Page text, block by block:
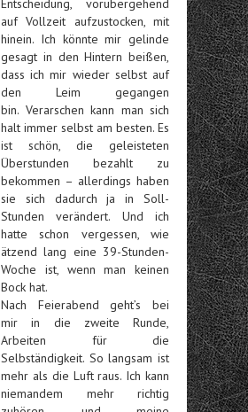
Entscheidung, vorübergehend
auf Vollzeit aufzustocken, mit
hinein. Ich könnte mir gelinde
gesagt in den Hintern beißen,
dass ich mir wieder selbst auf
den Leim gegangen
bin. Verarschen kann man sich
halt immer selbst am besten. Es
ist schön, die geleisteten
Überstunden bezahlt zu
bekommen – allerdings haben
sie sich dadurch ja in Soll-
Stunden verändert. Und ich
hatte schon vergessen, wie
ätzend lang eine 39-Stunden-
Woche ist, wenn man keinen
Bock hat.
Nach Feierabend geht’s bei
mir in die zweite Runde,
Arbeiten für die
Selbständigkeit. So langsam ist
mehr als die Luft raus. Ich kann
niemandem mehr richtig